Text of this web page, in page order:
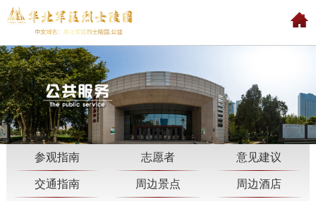
参观指南 志愿者 意见建议
交通指南 周边景点 周边酒店